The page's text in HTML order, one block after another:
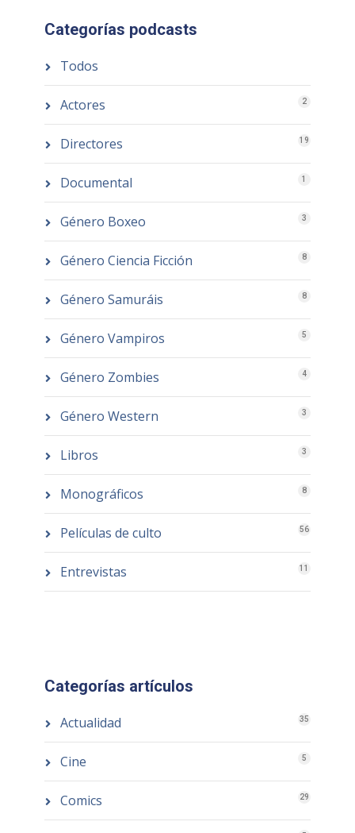
Categorías podcasts
Todos
Actores 2
Directores 19
Documental 1
Género Boxeo 3
Género Ciencia Ficción 8
Género Samuráis 8
Género Vampiros 5
Género Zombies 4
Género Western 3
Libros 3
Monográficos 8
Películas de culto 56
Entrevistas 11
Categorías artículos
Actualidad 35
Cine 5
Comics 29